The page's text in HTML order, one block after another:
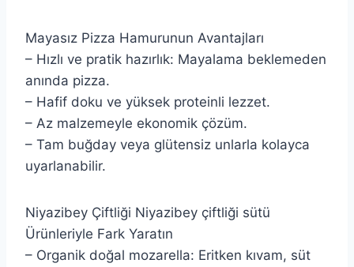
Mayasız Pizza Hamurunun Avantajları
– Hızlı ve pratik hazırlık: Mayalama beklemeden
anında pizza.
– Hafif doku ve yüksek proteinli lezzet.
– Az malzemeyle ekonomik çözüm.
– Tam buğday veya glütensiz unlarla kolayca
uyarlanabilir.
Niyazibey Çiftliği Niyazibey çiftliği sütü
Ürünleriyle Fark Yaratın
– Organik doğal mozarella: Eritken kıvam, süt